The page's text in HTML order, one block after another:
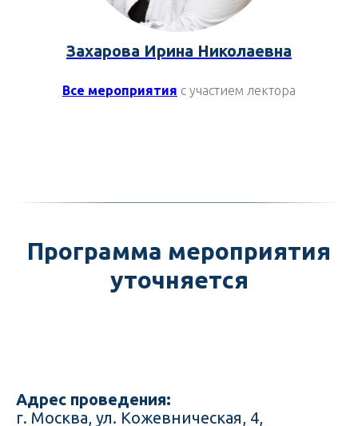
Захарова Ирина Николаевна
Все мероприятия с участием лектора
Программа мероприятия
уточняется
Адрес проведения:
г. Москва, ул. Кожевническая, 4,